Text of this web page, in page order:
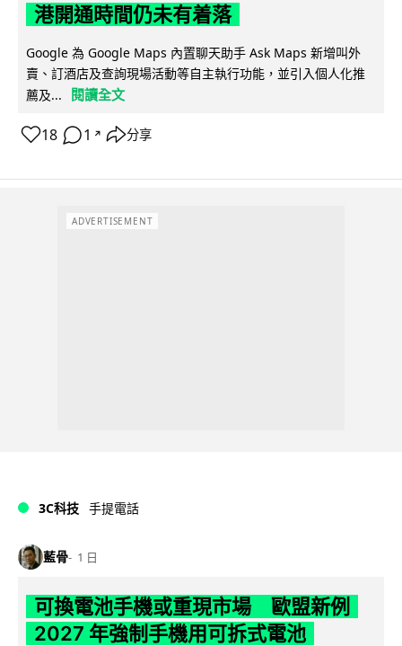
港開通時間仍未有着落
Google 為 Google Maps 內置聊天助手 Ask Maps 新增叫外
賣、訂酒店及查詢現場活動等自主執行功能，並引入個人化推
薦及...
閱讀全文
18 1 ↗ 分享
ADVERTISEMENT
3C科技 手提電話
藍骨 1 日
可換電池手機或重現市場 歐盟新例
2027 年強制手機用可拆式電池